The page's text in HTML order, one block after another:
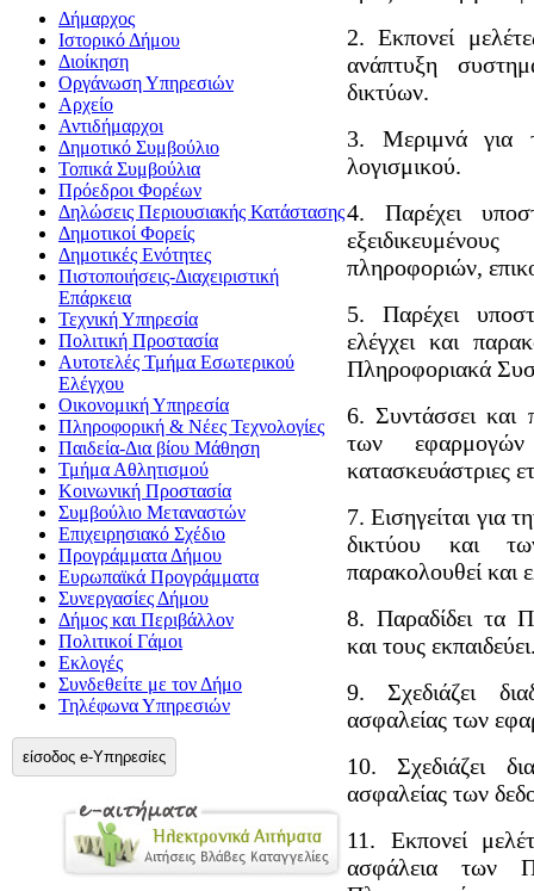
Δήμαρχος
Ιστορικό Δήμου
Διοίκηση
Οργάνωση Υπηρεσιών
Αρχείο
Αντιδήμαρχοι
Δημοτικό Συμβούλιο
Τοπικά Συμβούλια
Πρόεδροι Φορέων
Δηλώσεις Περιουσιακής Κατάστασης
Δημοτικοί Φορείς
Δημοτικές Ενότητες
Πιστοποιήσεις-Διαχειριστική
Επάρκεια
Τεχνική Υπηρεσία
Πολιτική Προστασία
Αυτοτελές Τμήμα Εσωτερικού
Ελέγχου
Οικονομική Υπηρεσία
Πληροφορική & Νέες Τεχνολογίες
Παιδεία-Δια βίου Μάθηση
Τμήμα Αθλητισμού
Κοινωνική Προστασία
Συμβούλιο Μεταναστών
Επιχειρησιακό Σχέδιο
Προγράμματα Δήμου
Ευρωπαϊκά Προγράμματα
Συνεργασίες Δήμου
Δήμος και Περιβάλλον
Πολιτικοί Γάμοι
Εκλογές
Συνδεθείτε με τον Δήμο
Τηλέφωνα Υπηρεσιών
είσοδος e-Υπηρεσίες
2. Εκπονεί
ανάπτυξη
δικτύων.
3. Μεριμνά για
λογισμικού.
4. Παρέχει
πληροφοριών,
5. Παρέχει
ελέγχει και
Πληροφοριακά
6. Συντάσσει και
των
κατασκευάστριες
7. Εισηγείται για
δικτύου και
παρακολουθεί και
8. Παραδίδει τα
και τους
9. Σχεδιάζει
ασφαλείας των
10. Σχεδιάζει
ασφαλείας των
11. Εκπονεί
ασφάλεια των